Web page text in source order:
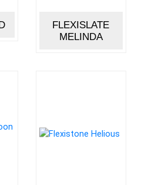
FLEXISLATE
MELINDA